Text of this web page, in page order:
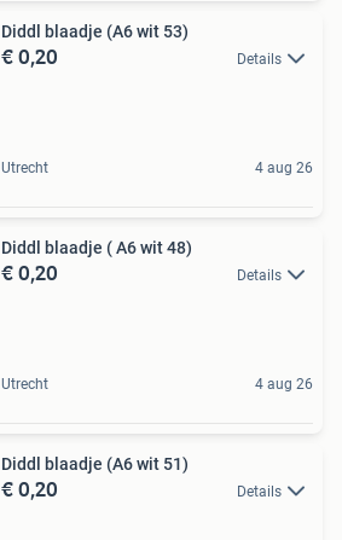
Diddl blaadje (A6 wit 53)
€ 0,20 Details
Utrecht 4 aug 26
Diddl blaadje ( A6 wit 48)
€ 0,20 Details
Utrecht 4 aug 26
Diddl blaadje (A6 wit 51)
€ 0,20 Details